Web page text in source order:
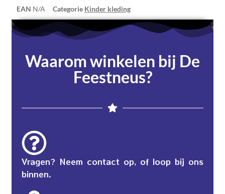
EAN N/A Categorie Kinder kleding
Waarom winkelen bij De
Feestneus?
Vragen? Neem contact op, of loop bij ons
binnen.